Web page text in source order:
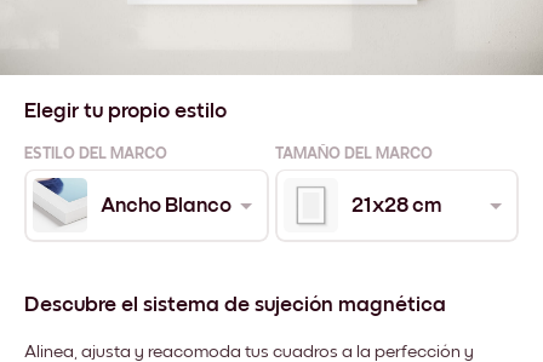
Elegir tu propio estilo
ESTILO DEL MARCO TAMAÑO DEL MARCO
Ancho Blanco 21x28 cm
Descubre el sistema de sujeción magnética
Alinea, ajusta y reacomoda tus cuadros a la perfección y